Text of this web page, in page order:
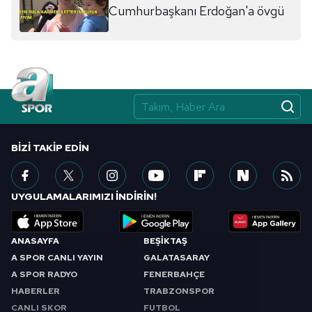
sınırlı olarak açık rızanız dahilinde kullanılacaktır.
için Ayarlar butonuna tıklayabilir,
Metnimiziziyaret edebilirsiniz.
6698 sayılı Kişisel Verilerin Korunması Kanunu uyarınca
hazırlanmış Aydınlatma Metnimizi okumak ve sitemizde
almak için lütfen
tıklayınız .
Cumhurbaşkanı Erdoğan'a övgü
ANASAYFA
A SPOR CANLI YAYIN
A SPOR RADYO
HABERLER
CANLI SKOR
BEŞİKTAŞ
GALATASARAY
FENERBAHÇE
TRABZONSPOR
FUTBOL
BIZI TAKIP EDIN
UYGULAMALARIMIZI İNDİRİN!